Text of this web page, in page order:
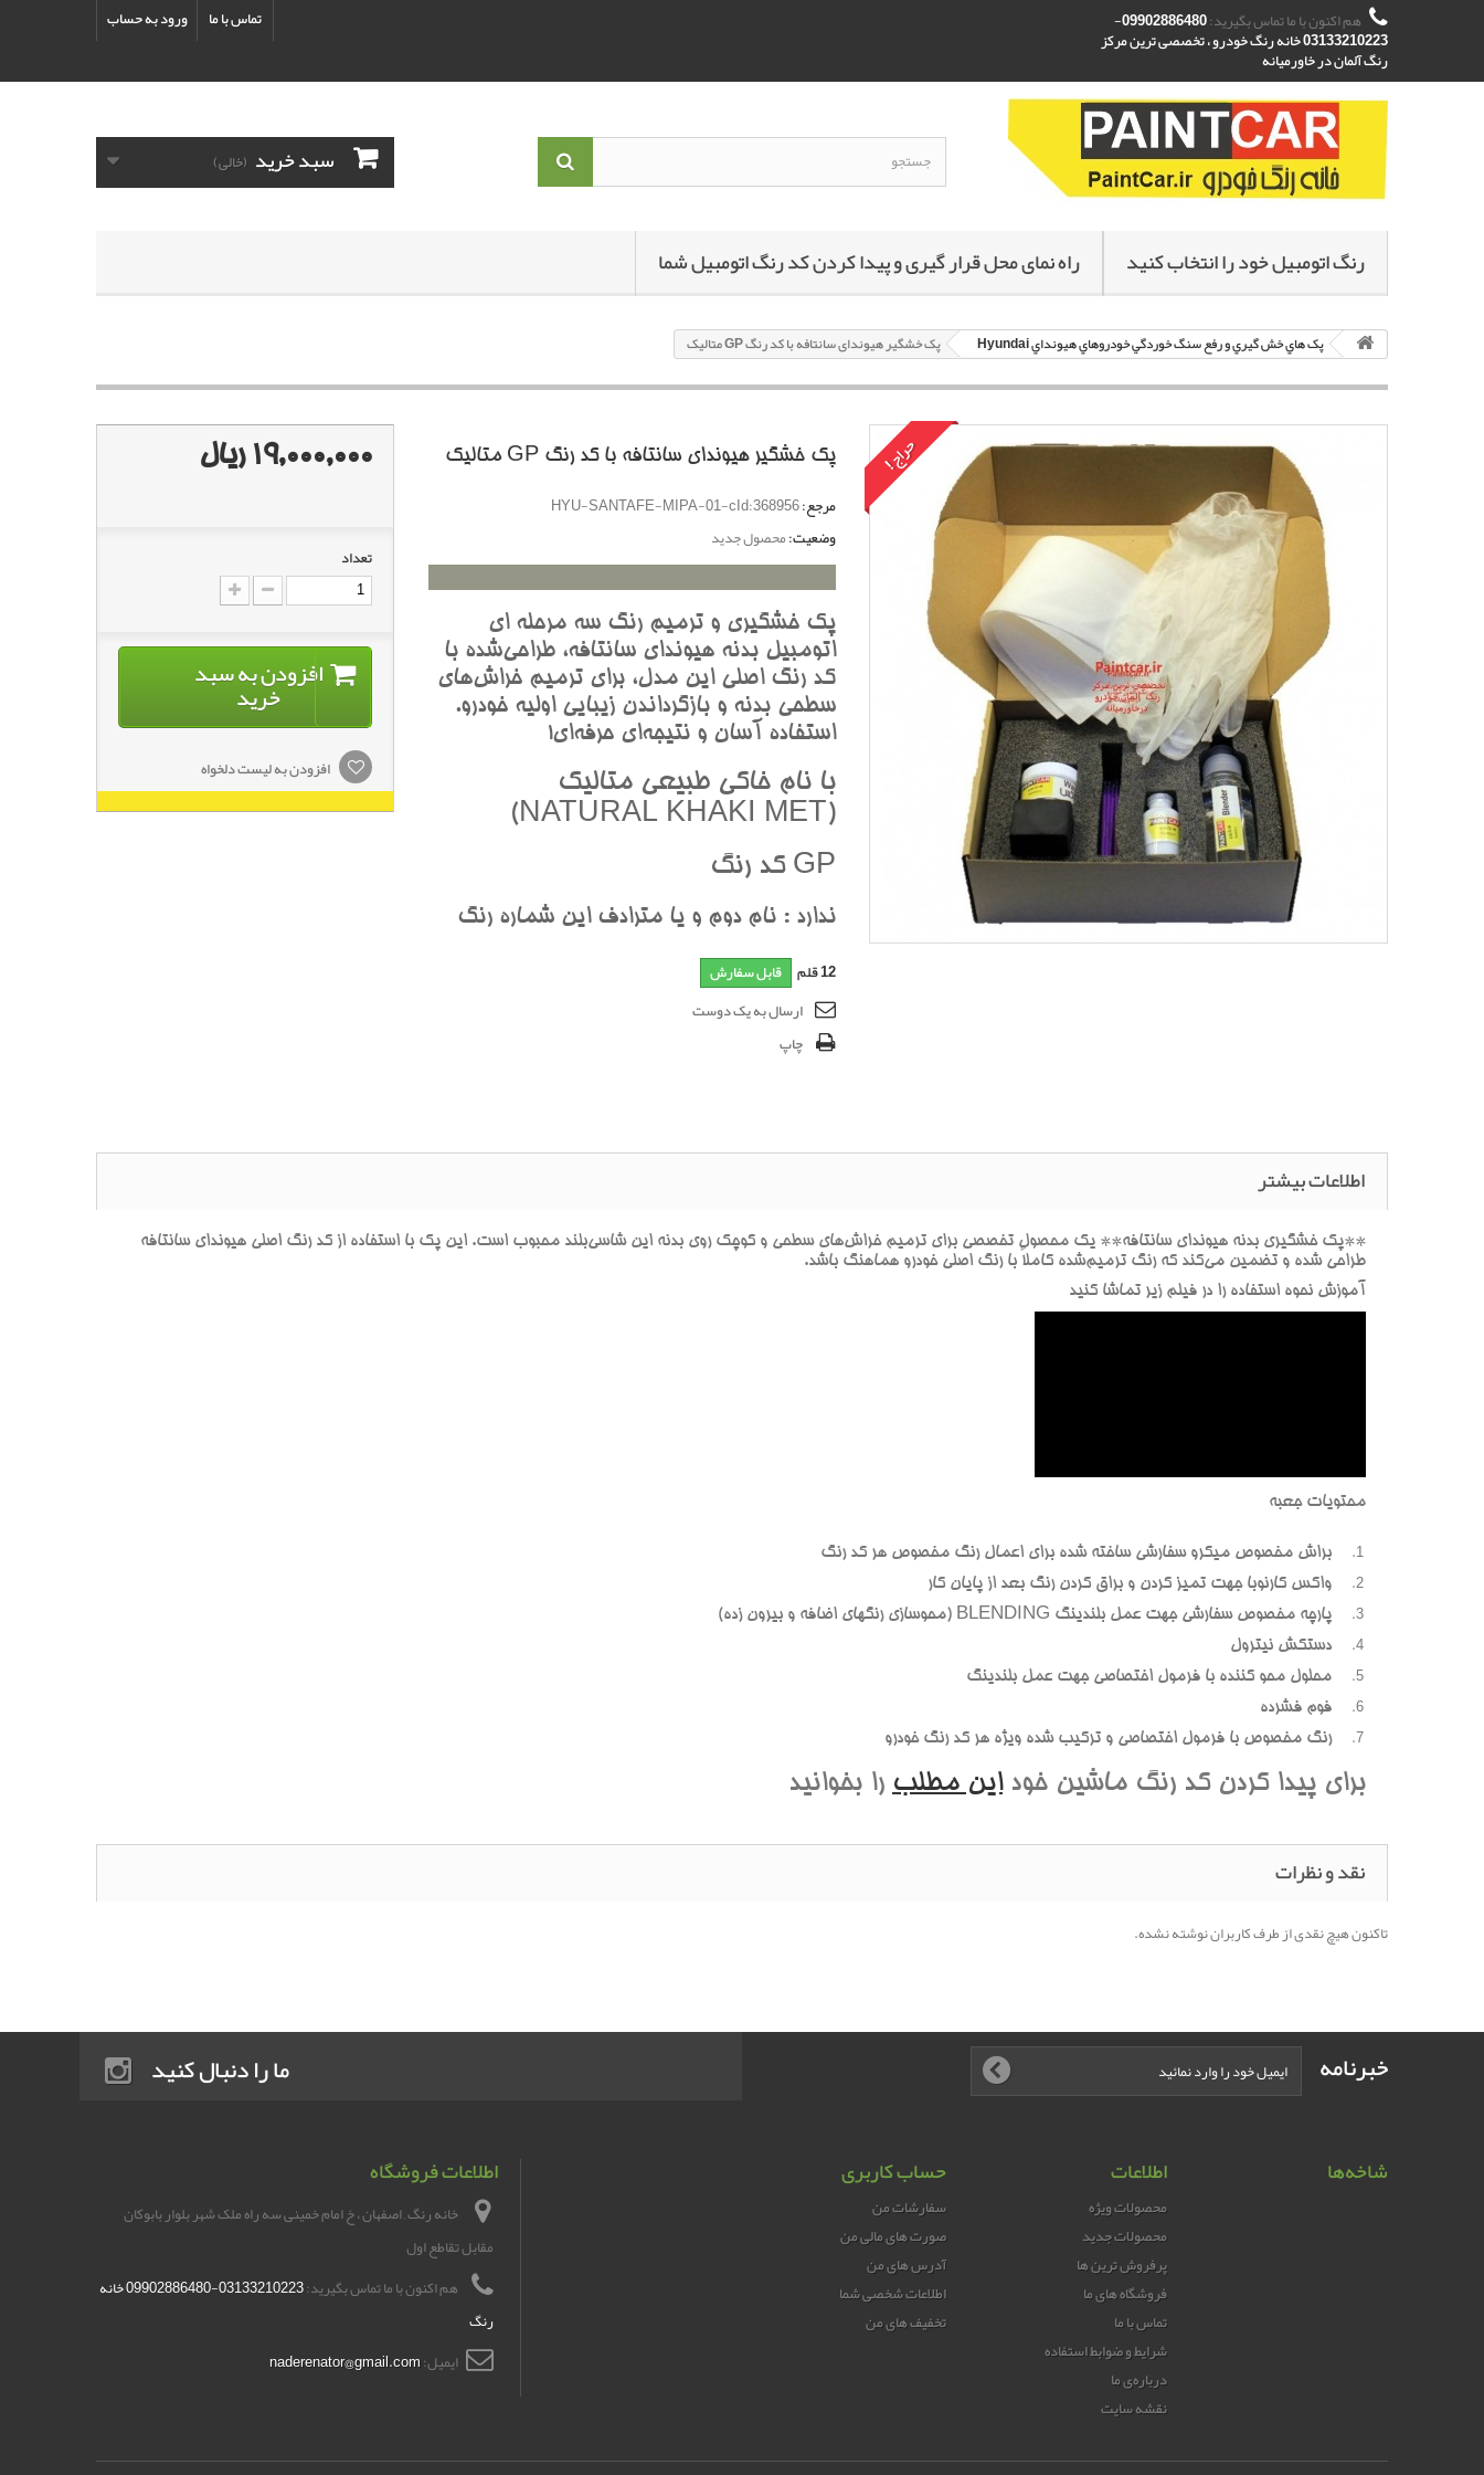
ورود به حساب تماس با ما هم اکنون با ما تماس بگیرید: 09902886480-
03133210223 خانه رنگ خودرو ، تخصصی ترین مرکز
رنگ آلمان در خاورمیانه
سبد خرید (خالی)
رنگ اتومبیل خود را انتخاب کنید راه نمای محل قرار گیری و پیدا کردن کد رنگ اتومبیل شما
پک هاي خش گيري و رفع سنگ خوردگي خودروهاي هيونداي Hyundai پک خشگير هیوندای سانتافه با کد رنگ GP متاليک
حراج! پک خشگير هیوندای سانتافه با کد رنگ GP متاليک
مرجع:HYU-SANTAFE-MIPA-01-cId:368956
وضعیت:محصول جدید
پک خشگيري و ترميم رنگ سه مرحله اي
اتومبيل بدنه هيونداي سانتافه، طراحي‌شده با
کد رنگ اصلي اين مدل، براي ترميم خراش‌هاي
سطحي بدنه و بازگرداندن زيبايي اوليه خودرو.
استفاده آسان و نتيجه‌اي حرفه‌اي!
با نام خاکي طبيعي متاليک
(NATURAL KHAKI MET)
GP کد رنگ
ندارد : نام دوم و يا مترادف اين شماره رنگ
12قلم قابل سفارش
ارسال به یک دوست
چاپ
19,000,000 ریال
تعداد
افزودن به سبد
خرید
افزودن به لیست دلخواه
اطلاعات بیشتر
**پک خشگيري بدنه هيونداي سانتافه** يک محصول تخصصي براي ترميم خراش‌هاي سطحي و کوچک روي بدنه اين شاسي‌بلند محبوب است. اين پک با استفاده از کد رنگ اصلي هيونداي سانتافه
طراحي شده و تضمين مي‌کند که رنگ ترميم‌شده کاملاً با رنگ اصلي خودرو هماهنگ باشد.
آموزش نحوه استفاده را در فيلم زير تماشا کنيد
محتويات جعبه
براش مخصوص ميکرو سفارشي ساخته شده براي اعمال رنگ مخصوص هر کد رنگ
واکس کارنوبا جهت تميز کردن و براق کردن رنگ بعد از پايان کار
پارچه مخصوص سفارشي جهت عمل بلندينگ BLENDING (محوسازي رنگهاي اضافه و بيرون زده)
دستکش نيترول
محلول محو کننده با فرمول اختصاصي جهت عمل بلندينگ
فوم فشرده
رنگ مخصوص با فرمول اختصاصي و ترکيب شده ويژه هر کد رنگ خودرو
براي پيدا کردن کد رنگ ماشين خوداين مطلب را بخوانيد
نقد و نظرات
تاکنون هیچ نقدی از طرف کاربران نوشته نشده.
خبرنامه ما را دنبال کنید
شاخه‌ها اطلاعات
محصولات ویژه
محصولات جدید
پرفروش ترین‌ ها
فروشگاه های ما
تماس با ما
شرایط و ضوابط استفاده
درباره‌ی ما
نقشه سایت
حساب کاربری
سفارشات من
صورت های مالی من
آدرس های من
اطلاعات شخصی شما
تخفیف های من
اطلاعات فروشگاه
خانه رنگ , اصفهان ، خ امام خمینی سه راه ملک شهر بلوار بابوکان
مقابل تقاطع اول
هم اکنون با ما تماس بگیرید:
03133210223-09902886480 خانه
رنگ
ایمیل:naderenator@gmail.com